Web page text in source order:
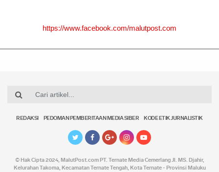
https://www.facebook.com/malutpost.com
REDAKSI PEDOMAN PEMBERITAAN MEDIA SIBER KODE ETIK JURNALISTIK
© Hak Cipta 2024, MalutPost.comPT. Ternate Media Cemerlang Jl. MS. Djahir,
Kelurahan Takoma, Kecamatan Ternate Tengah, Kota Ternate - Provinsi Maluku